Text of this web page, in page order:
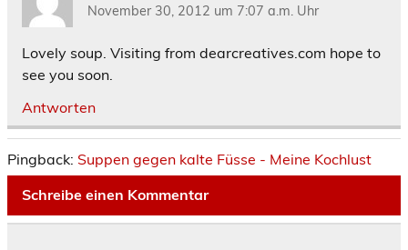
November 30, 2012 um 7:07 a.m. Uhr
Lovely soup. Visiting from dearcreatives.com hope to
see you soon.
Antworten
Pingback: Suppen gegen kalte Füsse - Meine Kochlust
Schreibe einen Kommentar